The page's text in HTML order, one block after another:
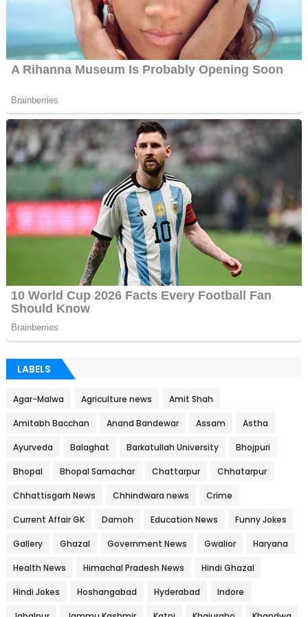
LABELS
Agar-Malwa Agriculture news Amit Shah
Amitabh Bacchan Anand Bandewar Assam Astha
Ayurveda Balaghat Barkatullah University Bhojpuri
Bhopal Bhopal Samachar Chattarpur Chhatarpur
Chhattisgarh News Chhindwara news Crime
Current Affair GK Damoh Education News Funny Jokes
Gallery Ghazal Government News Gwalior Haryana
Health News Himachal Pradesh News Hindi Ghazal
Hindi Jokes Hoshangabad Hyderabad Indore